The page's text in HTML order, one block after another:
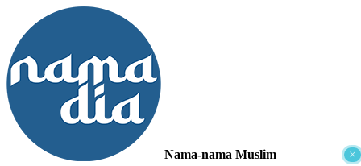
×
Nama-nama Muslim